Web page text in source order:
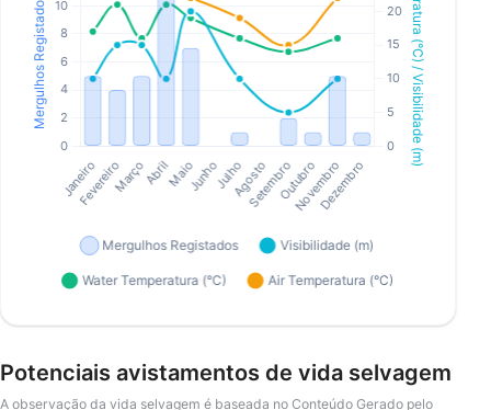
Potenciais avistamentos de vida selvagem
A observação da vida selvagem é baseada no Conteúdo Gerado pelo